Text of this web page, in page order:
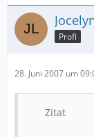
Profi
28. Juni 2007 um
Zitat